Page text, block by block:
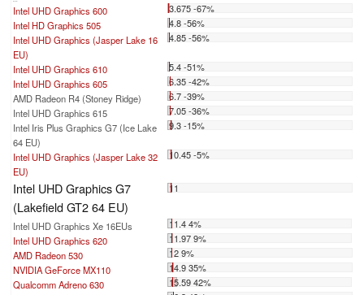
Intel UHD Graphics 600
3.675 -67%
Intel HD Graphics 505
4.8 -56%
Intel UHD Graphics (Jasper Lake 16
EU)
4.85 -56%
Intel UHD Graphics 610
5.4 -51%
Intel UHD Graphics 605
6.35 -42%
AMD Radeon R4 (Stoney Ridge)
6.7 -39%
Intel UHD Graphics 615
7.05 -36%
Intel Iris Plus Graphics G7 (Ice Lake
64 EU)
9.3 -15%
Intel UHD Graphics (Jasper Lake 32
EU)
10.45 -5%
Intel UHD Graphics G7
(Lakefield GT2 64 EU)
11
Intel UHD Graphics Xe 16EUs
11.4 4%
Intel UHD Graphics 620
11.97 9%
AMD Radeon 530
12 9%
NVIDIA GeForce MX110
14.9 35%
Qualcomm Adreno 630
15.59 42%